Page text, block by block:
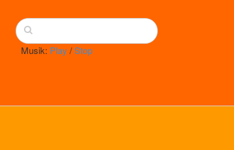
Musik: Play /Stop